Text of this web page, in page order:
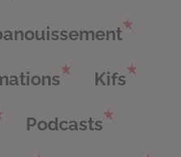
Kifs
Podcasts